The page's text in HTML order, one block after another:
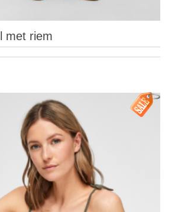
met riem